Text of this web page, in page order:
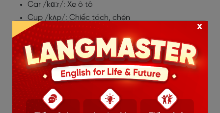
Car /kɑːr/: Xe ô tô
Cup /kʌp/: Chiếc tách, chén
Table /ˈteɪbl/: Cái bàn
Spoon/spuːn/: Cái thìa
Chair /tʃer/: Cái ghế
Dining room /ˈdaɪnɪŋ rʊm/: Phòng ăn
Mug /mʌɡ/: Cái ca
Napkin /ˈnæpkɪn/: Khăn ăn
x